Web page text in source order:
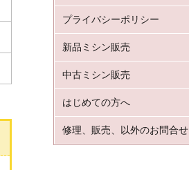
プライバシーポリシー
新品ミシン販売
中古ミシン販売
はじめての方へ
修理、販売、以外のお問合せ